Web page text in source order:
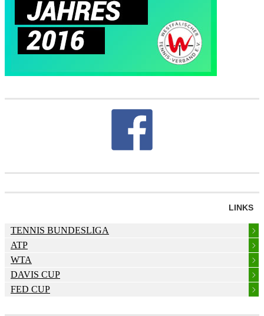
LINKS
TENNIS BUNDESLIGA
ATP
WTA
DAVIS CUP
FED CUP